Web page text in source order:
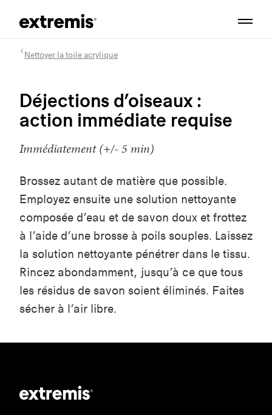
Nettoyer la toile acrylique
Déjections d’oiseaux :
action immédiate requise
Immédiatement (+/- 5 min)
Brossez autant de matière que possible.
Employez ensuite une solution nettoyante
composée d’eau et de savon doux et frottez
à l’aide d’une brosse à poils souples. Laissez
la solution nettoyante pénétrer dans le tissu.
Rincez abondamment, jusqu’à ce que tous
les résidus de savon soient éliminés. Faites
sécher à l’air libre.